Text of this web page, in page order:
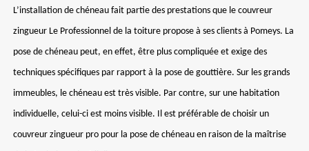
L’installation de chéneau fait partie des prestations que le couvreur
zingueur Le Professionnel de la toiture propose à ses clients à Pomeys. La
pose de chéneau peut, en effet, être plus compliquée et exige des
techniques spécifiques par rapport à la pose de gouttière. Sur les grands
immeubles, le chéneau est très visible. Par contre, sur une habitation
individuelle, celui-ci est moins visible. Il est préférable de choisir un
couvreur zingueur pro pour la pose de chéneau en raison de la maîtrise